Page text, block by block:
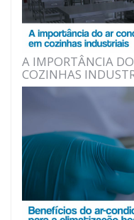
A IMPORTÂNCIA
COZINHAS